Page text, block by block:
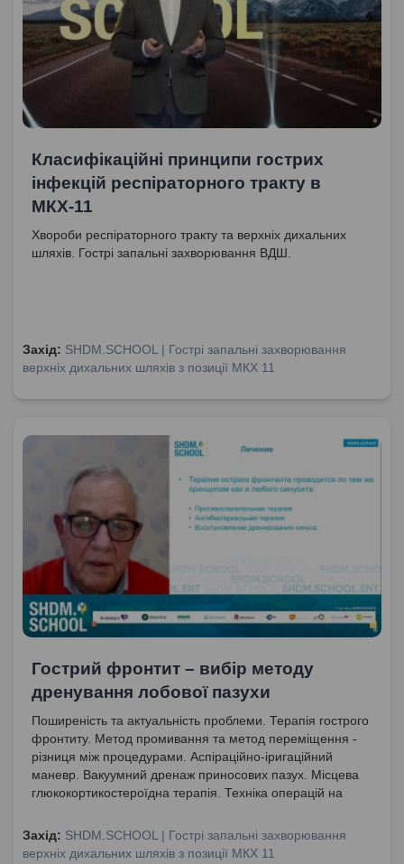
Класифікаційні принципи гострих
інфекцій респіраторного тракту в
МКХ-11
Хвороби респіраторного тракту та верхніх дихальних
шляхів. Гострі запальні захворювання ВДШ.
Захід: SHDM.SCHOOL | Гострі запальні захворювання
верхніх дихальних шляхів з позиції МКХ 11
Гострий фронтит – вибір методу
дренування лобової пазухи
Поширеність та актуальність проблеми. Терапія гострого
фронтиту. Метод промивання та метод переміщення -
різниця між процедурами. Аспіраційно-іригаційний
маневр. Вакуумний дренаж приносових пазух. Місцева
глюкокортикостероїдна терапія. Техніка операцій на
Захід: SHDM.SCHOOL | Гострі запальні захворювання
верхніх дихальних шляхів з позиції МКХ 11